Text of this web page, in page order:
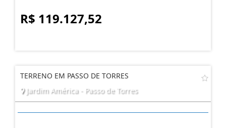
R$ 119.127,52
TERRENO EM PASSO DE TORRES
Jardim América - Passo de Torres